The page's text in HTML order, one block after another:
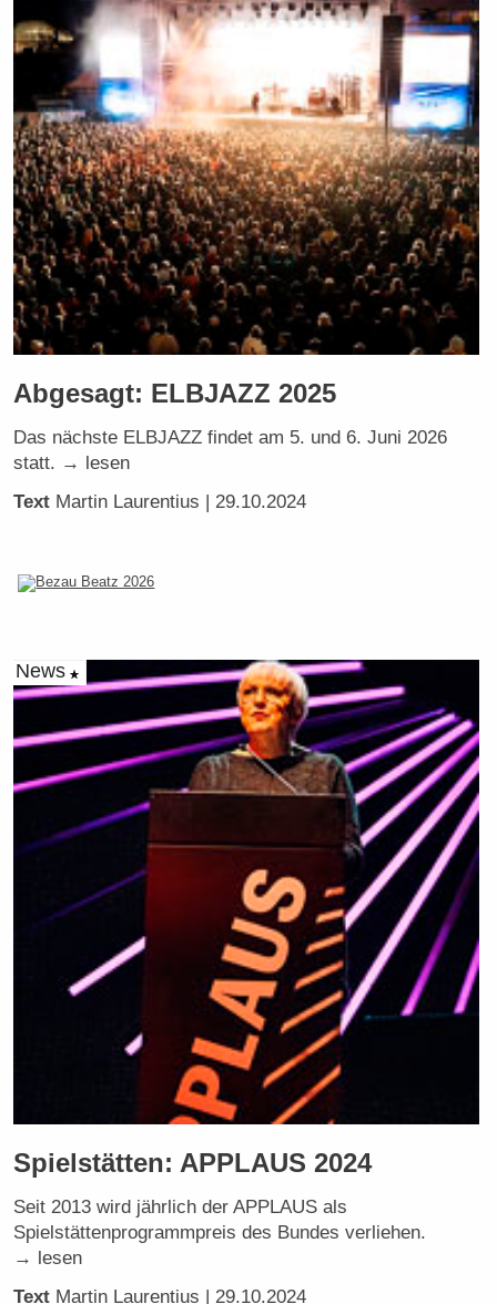
Abgesagt: ELBJAZZ 2025
Das nächste ELBJAZZ findet am 5. und 6. Juni 2026
statt. → lesen
Text Martin Laurentius | 29.10.2024
News
Spielstätten: APPLAUS 2024
Seit 2013 wird jährlich der APPLAUS als
Spielstättenprogrammpreis des Bundes verliehen.
→ lesen
Text Martin Laurentius | 29.10.2024